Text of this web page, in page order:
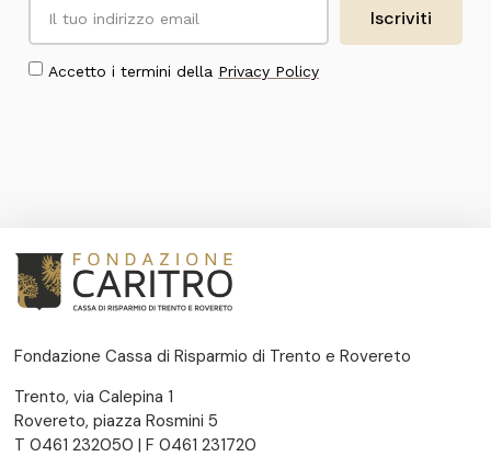
Accetto i termini della Privacy Policy
Iscriviti
Fondazione Cassa di Risparmio di Trento e Rovereto
Trento, via Calepina 1
Rovereto, piazza Rosmini 5
T 0461 232050 | F 0461 231720